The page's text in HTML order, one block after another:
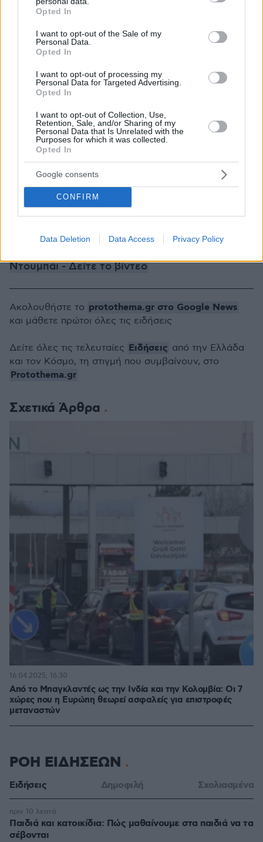
grant or deny consent to Google and its third-party tags to
use your data for below specified purposes in below Google
consent section.
Opted In
I want to opt-out of the Sale of my
Personal Data.
Opted In
I want to opt-out of processing my
Personal Data for Targeted Advertising.
Opted In
I want to opt-out of Collection, Use,
Retention, Sale, and/or Sharing of my
Personal Data that Is Unrelated with the
Purposes for which it was collected.
Opted In
Google consents
CONFIRM
Data Deletion Data Access Privacy Policy
πρόσωπο σε βάρος του οποίου έχει εκδοθεί
ευρωπαϊκή χώρα από εκείνη που εξέδωσε την
απόφαση.
Φωτογραφία: Shutterstock
Ειδήσεις σήμερα:
Τραγωδία στη Μαγνησία: Νεκρή 20χρονη σε
τροχαίο, στη ΜΕΘ οι γονείς της
Παλλήνη: Χειροπέδες σε οδηγό αυτοκινήτου
που έτρεχε με 200 χλμ/ώρα στην Περιφερειακή
Υμηττού χθες βράδυ
Ντουμπάι - Δείτε το βίντεο
Σχετικά Άρθρα
Από το Μπαγκλαντές ως την Ινδία και την Κολομβία: Οι 7
χώρες που η Ευρώπη θεωρεί ασφαλείς για επιστροφές
μεταναστών
16.04.2025, 16:30
Ακολουθήστε το protothema.gr στο Google News
και μάθετε πρώτοι όλες τις ειδήσεις
Δείτε όλες τις τελευταίες Ειδήσεις από την Ελλάδα
και τον Κόσμο, τη στιγμή που συμβαίνουν, στο
Protothema.gr
ΡΟΗ ΕΙΔΗΣΕΩΝ
Ειδήσεις Δημοφιλή Σχολιασμένα
Παιδιά και κατοικίδια: Πώς μαθαίνουμε στα παιδιά να τα
σέβονται
πριν 10 λεπτά